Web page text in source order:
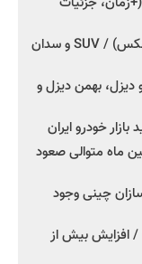
کرمان موتور به دنبال ۲ محصول جدید (+عکس) / SUV و سدان
بهمن دیزل و
خودرو ایران
ماه متوالی صعود
چینی وجود
اعلام قیمت جدید پارس نوا در مرداد ۱۴۰۵ / افزایش بیش از